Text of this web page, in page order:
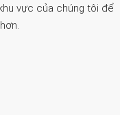
vực của chúng tôi để